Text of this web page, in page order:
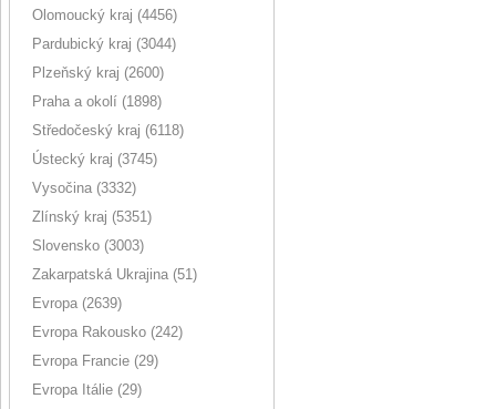
Olomoucký kraj (4456)
Pardubický kraj (3044)
Plzeňský kraj (2600)
Praha a okolí (1898)
Středočeský kraj (6118)
Ústecký kraj (3745)
Vysočina (3332)
Zlínský kraj (5351)
Slovensko (3003)
Zakarpatská Ukrajina (51)
Evropa (2639)
Evropa Rakousko (242)
Evropa Francie (29)
Evropa Itálie (29)